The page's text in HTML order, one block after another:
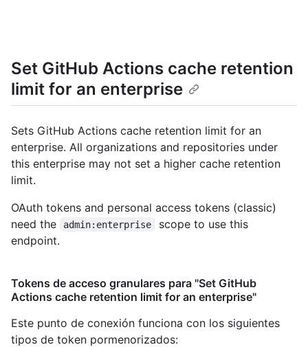
Set GitHub Actions cache retention
limit for an enterprise
Sets GitHub Actions cache retention limit for an
enterprise. All organizations and repositories under
this enterprise may not set a higher cache retention
limit.
OAuth tokens and personal access tokens (classic)
need the
admin:enterprise
scope to use this
endpoint.
Tokens de acceso granulares para "Set GitHub
Actions cache retention limit for an enterprise"
Este punto de conexión funciona con los siguientes
tipos de token pormenorizados: